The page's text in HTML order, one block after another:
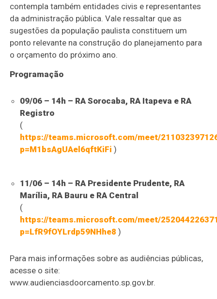
contempla também entidades civis e representantes
da administração pública. Vale ressaltar que as
sugestões da população paulista constituem um
ponto relevante na construção do planejamento para
o orçamento do próximo ano.
Programação
09/06 – 14h – RA Sorocaba, RA Itapeva e RA
Registro
(
https://teams.microsoft.com/meet/
p=M1bsAgUAel6qftKiFi )
11/06 – 14h – RA Presidente Prudente, RA
Marília, RA Bauru e RA Central
(
https://teams.microsoft.com/meet/
p=LfR9fOYLrdp59NHhe8 )
Para mais informações sobre as audiências públicas,
acesse o site:
www.audienciasdoorcamento.sp.gov.br.